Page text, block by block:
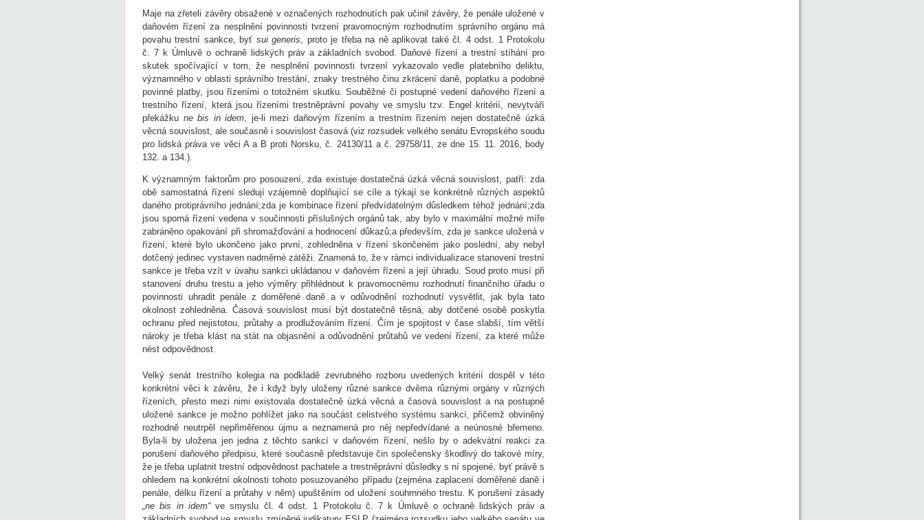
Maje na zřeteli závěry obsažené v označených rozhodnutích pak učinil závěry, že penále uložené v
daňovém řízení za nesplnění povinnosti tvrzení pravomocným rozhodnutím správního orgánu má
povahu trestní sankce, byť sui generis, proto je třeba na ně aplikovat také čl. 4 odst. 1 Protokolu
č. 7 k Úmluvě o ochraně lidských práv a základních svobod. Daňové řízení a trestní stíhání pro
skutek spočívající v tom, že nesplnění povinnosti tvrzení vykazovalo vedle platebního deliktu,
významného v oblasti správního trestání, znaky trestného činu zkrácení daně, poplatku a podobné
povinné platby, jsou řízeními o totožném skutku. Souběžné či postupné vedení daňového řízení a
trestního řízení, která jsou řízeními trestněprávní povahy ve smyslu tzv. Engel kritérií, nevytváří
překážku ne bis in idem, je-li mezi daňovým řízením a trestním řízením nejen dostatečně úzká
věcná souvislost, ale současně i souvislost časová (viz rozsudek velkého senátu Evropského soudu
pro lidská práva ve věci A a B proti Norsku, č. 24130/11 a č. 29758/11, ze dne 15. 11. 2016, body
132. a 134.).
K významným faktorům pro posouzení, zda existuje dostatečná úzká věcná souvislost, patří: zda
obě samostatná řízení sledují vzájemně doplňující se cíle a týkají se konkrétně různých aspektů
daného protiprávního jednání;zda je kombinace řízení předvídatelným důsledkem téhož jednání;zda
jsou sporná řízení vedena v součinnosti příslušných orgánů tak, aby bylo v maximální možné míře
zabráněno opakování při shromažďování a hodnocení důkazů;a především, zda je sankce uložená v
řízení, které bylo ukončeno jako první, zohledněna v řízení skončeném jako poslední, aby nebyl
dotčený jedinec vystaven nadměrné zátěži. Znamená to, že v rámci individualizace stanovení trestní
sankce je třeba vzít v úvahu sankci ukládanou v daňovém řízení a její úhradu. Soud proto musí při
stanovení druhu trestu a jeho výměry přihlédnout k pravomocnému rozhodnutí finančního úřadu o
povinnosti uhradit penále z doměřené daně a v odůvodnění rozhodnutí vysvětlit, jak byla tato
okolnost zohledněna. Časová souvislost musí být dostatečně těsná, aby dotčené osobě poskytla
ochranu před nejistotou, průtahy a prodlužováním řízení. Čím je spojitost v čase slabší, tím větší
nároky je třeba klást na stát na objasnění a odůvodnění průtahů ve vedení řízení, za které může
nést odpovědnost.
Velký senát trestního kolegia na podkladě zevrubného rozboru uvedených kritérií dospěl v této
konkrétní věci k závěru, že i když byly uloženy různé sankce dvěma různými orgány v různých
řízeních, přesto mezi nimi existovala dostatečně úzká věcná a časová souvislost a na postupně
uložené sankce je možno pohlížet jako na součást celistvého systému sankcí, přičemž obviněný
rozhodně neutrpěl nepřiměřenou újmu a neznamená pro něj nepředvídané a neúnosné břemeno.
Byla-li by uložena jen jedna z těchto sankcí v daňovém řízení, nešlo by o adekvátní reakci za
porušení daňového předpisu, které současně představuje čin společensky škodlivý do takové míry,
že je třeba uplatnit trestní odpovědnost pachatele a trestněprávní důsledky s ní spojené, byť právě s
ohledem na konkrétní okolnosti tohoto posuzovaného případu (zejména zaplacení doměřené daně i
penále, délku řízení a průtahy v něm) upuštěním od uložení souhrnného trestu. K porušení zásady
„ne bis in idem“ve smyslu čl. 4 odst. 1 Protokolu č. 7 k Úmluvě o ochraně lidských práv a